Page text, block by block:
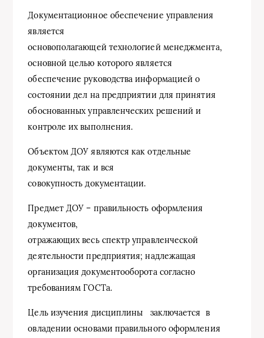
Документационное обеспечение управления
является
основополагающей технологией менеджмента,
основной целью которого является
обеспечение руководства информацией о
состоянии дел на предприятии для принятия
обоснованных управленческих решений и
контроле их выполнения.
Объектом ДОУ являются как отдельные
документы, так и вся
совокупность документации.
Предмет ДОУ – правильность оформления
документов,
отражающих весь спектр управленческой
деятельности предприятия; надлежащая
организация документооборота согласно
требованиям ГОСТа.
Цель изучения дисциплины заключается в
овладении основами правильного оформления